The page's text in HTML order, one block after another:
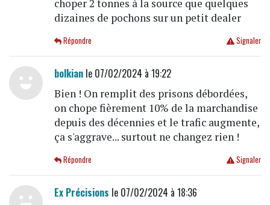
choper 2 tonnes à la source que quelques
dizaines de pochons sur un petit dealer
Signaler
Répondre
bolkianle 07/02/2024 à 19:22
Bien ! On remplit des prisons débordées,
on chope fièrement 10% de la marchandise
depuis des décennies et le trafic augmente,
ça s'aggrave... surtout ne changez rien !
Signaler
Répondre
Ex Précisions le 07/02/2024 à 18:36